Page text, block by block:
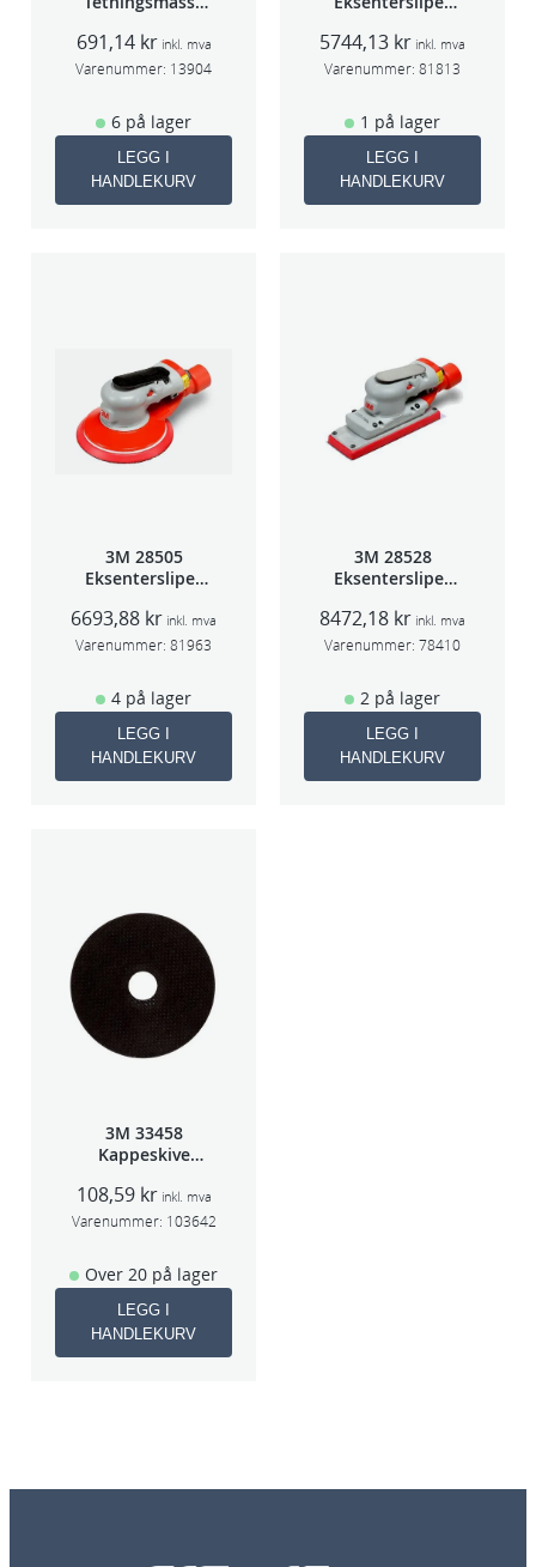
691,14 kr inkl. mva
Varenummer: 13904
6 på lager
LEGG I
HANDLEKURV
5mm slag
75mm
5744,13 kr inkl. mva
Varenummer: 81813
1 på lager
LEGG I
HANDLEKURV
3M 28505
Eksentersliper
2,5mm slag
75mm
6693,88 kr inkl. mva
Varenummer: 81963
4 på lager
LEGG I
HANDLEKURV
3M 28528
Eksentersliper
3mm slag
70×198
8472,18 kr inkl. mva
Varenummer: 78410
2 på lager
LEGG I
HANDLEKURV
3M 33458
Kappeskive
5stk/pk pris/stk
108,59 kr inkl. mva
Varenummer: 103642
Over 20 på lager
LEGG I
HANDLEKURV